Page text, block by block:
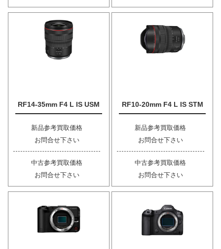
RF14-35mm F4 L IS USM
新品参考買取価格
お問合せ下さい
中古参考買取価格
お問合せ下さい
RF10-20mm F4 L IS STM
新品参考買取価格
お問合せ下さい
中古参考買取価格
お問合せ下さい